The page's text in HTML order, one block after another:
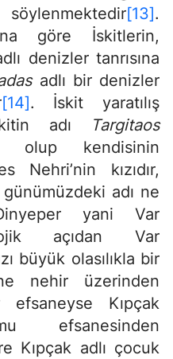
[13].
göre İskitlerin,
denizler tanrısına
adlı bir denizler
[14]. İskit yaratılış
adı
Targitaos
olup kendisinin
Nehri’nin kızıdır,
adı ne
yani Var
açıdan Var
büyük olasılıkla bir
nehir üzerinden
Kıpçak
efsanesinden
Kıpçak adlı çocuk